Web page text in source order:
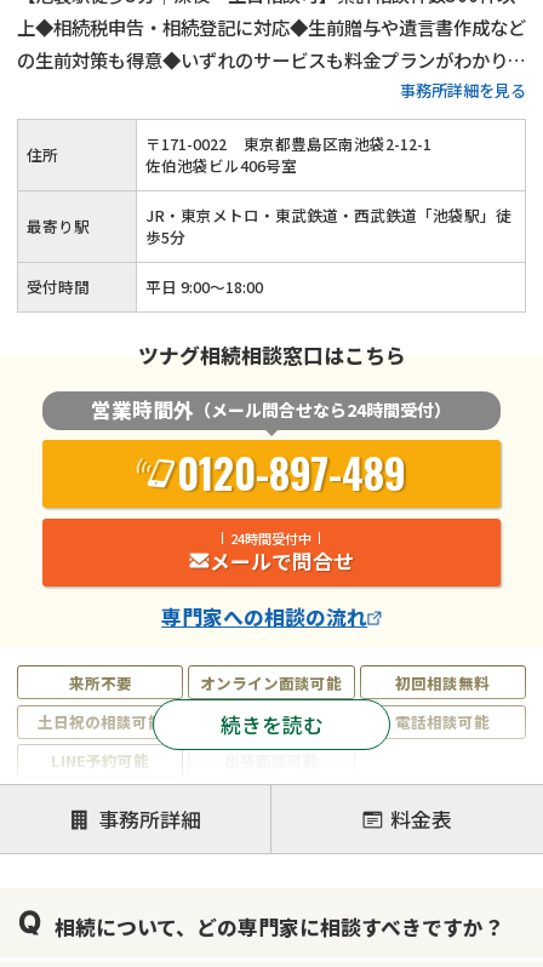
上◆相続税申告・相続登記に対応◆生前贈与や遺言書作成など
の生前対策も得意◆いずれのサービスも料金プランがわかりや
すい◆豊島区・板橋区・練馬区・北区で相続税申告をするなら
当事務所にご相談ください！15年以上の実務経験がある税理
士が丁寧に対応いたします！
事務所詳細を見る
来所不要 オンライン面談可能
初回相談無料
土日祝の相談可能
19時以降電話可能
電話相談可能
LINE予約可能
注力案件
遺言書作成・遺言執行
相続放棄
相続登記
相続手続き
銀行手続き
家族信託
続きを読む
住所 〒171-0022
東京都豊島区南池袋2-12-1
佐伯池袋ビル406号室
最寄り駅
JR・東京メトロ・東武鉄道・西武鉄道「池袋駅」徒
歩5分
受付時間 平日 9:00～18:00
ツナグ相続相談窓口はこちら
営業時間外 （メール問合せなら24時間受付）
0120-897-489
24時間受付中
メールで問合せ
専門家への相談の流れ
事務所詳細 料金表
相続について、どの専門家に相談すべきですか？